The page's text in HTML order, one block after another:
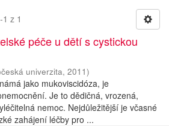
z 1
péče u dětí s cystickou
univerzita, 2011)
jako mukoviscidóza, je
Je to dědičná, vrozená,
nemoc. Nejdůležitější je včasné
zahájení léčby pro ...